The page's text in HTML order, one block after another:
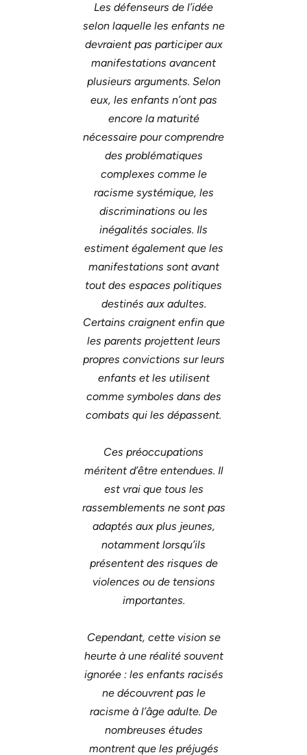
Les défenseurs de l’idée
selon laquelle les enfants ne
devraient pas participer aux
manifestations avancent
plusieurs arguments. Selon
eux, les enfants n’ont pas
encore la maturité
nécessaire pour comprendre
des problématiques
complexes comme le
racisme systémique, les
discriminations ou les
inégalités sociales. Ils
estiment également que les
manifestations sont avant
tout des espaces politiques
destinés aux adultes.
Certains craignent enfin que
les parents projettent leurs
propres convictions sur leurs
enfants et les utilisent
comme symboles dans des
combats qui les dépassent.
Ces préoccupations
méritent d’être entendues. Il
est vrai que tous les
rassemblements ne sont pas
adaptés aux plus jeunes,
notamment lorsqu’ils
présentent des risques de
violences ou de tensions
importantes.
Cependant, cette vision se
heurte à une réalité souvent
ignorée : les enfants racisés
ne découvrent pas le
racisme à l’âge adulte. De
nombreuses études
montrent que les préjugés